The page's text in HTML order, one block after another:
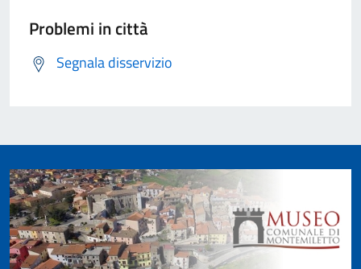
Problemi in città
Segnala disservizio